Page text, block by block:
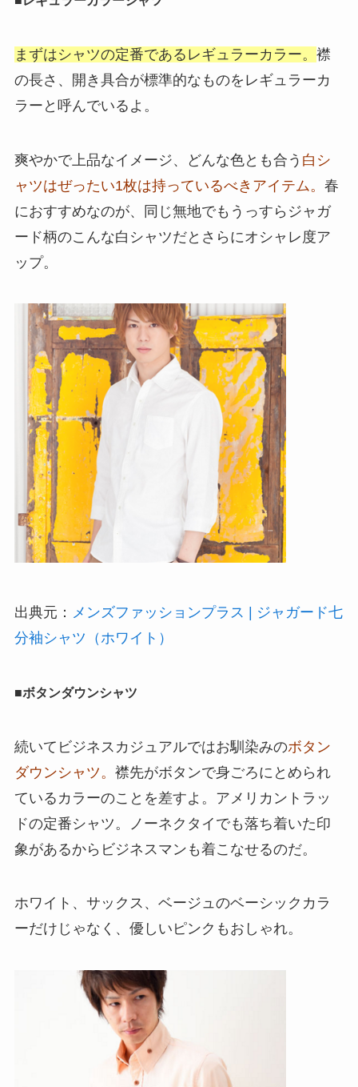
まずはシャツの定番であるレギュラーカラー。 襟
の長さ、開き具合が標準的なものをレギュラーカ
ラーと呼んでいるよ。
爽やかで上品なイメージ、どんな色とも合う 白シ
ャツはぜったい1枚は持っているべきアイテム。 春
におすすめなのが、同じ無地でもうっすらジャガ
ード柄のこんな白シャツだとさらにオシャレ度ア
ップ。
出典元： メンズファッションプラス | ジャガード七
分袖シャツ（ホワイト）
■ボタンダウンシャツ
続いてビジネスカジュアルではお馴染みのボタン
ダウンシャツ。 襟先がボタンで身ごろにとめられ
ているカラーのことを差すよ。アメリカントラッ
ドの定番シャツ。ノーネクタイでも落ち着いた印
象があるからビジネスマンも着こなせるのだ。
ホワイト、サックス、ベージュのベーシックカラ
ーだけじゃなく、優しいピンクもおしゃれ。